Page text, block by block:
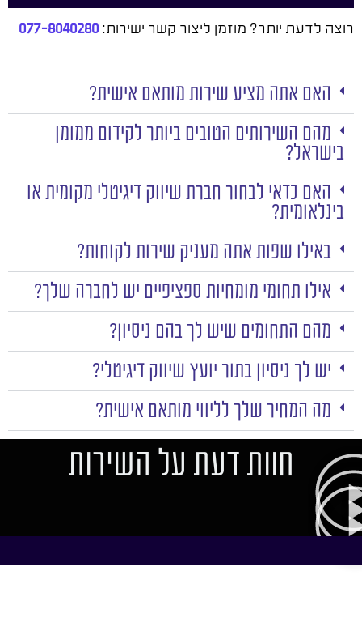
רוצה לדעת יותר? מוזמן ליצור קשר ישירות:077-8040280
האם אתה מציע שירות מותאם אישית?
מהם השירותים הטובים ביותר לקידום ממומן
בישראל?
האם כדאי לבחור חברת שיווק דיגיטלי מקומית או
בינלאומית?
באילו שפות אתה מעניק שירות לקוחות?
אילו תחומי מומחיות ספציפיים יש לחברה שלך?
מהם התחומים שיש לך בהם ניסיון?
יש לך ניסיון בתור יועץ שיווק דיגיטלי?
מה המחיר שלך לליווי מותאם אישית?
חוות דעת על השירות